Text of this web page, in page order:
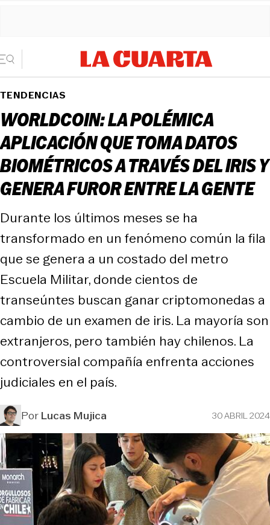
TENDENCIAS
WORLDCOIN: LA POLÉMICA
APLICACIÓN QUE TOMA DATOS
BIOMÉTRICOS A TRAVÉS DEL IRIS Y
GENERA FUROR ENTRE LA GENTE
Durante los últimos meses se ha
transformado en un fenómeno común la fila
que se genera a un costado del metro
Escuela Militar, donde cientos de
transeúntes buscan ganar criptomonedas a
cambio de un examen de iris. La mayoría son
extranjeros, pero también hay chilenos. La
controversial compañía enfrenta acciones
judiciales en el país.
PorLucas Mujica 30 ABRIL 2024